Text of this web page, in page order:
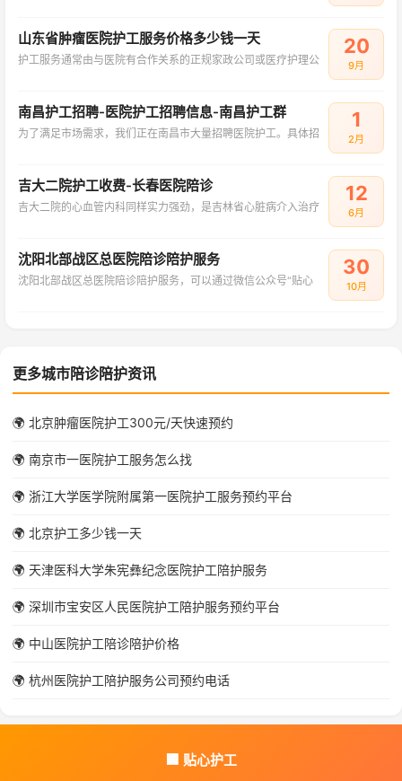
山东省肿瘤医院护工服务价格多少钱一天
护工服务通常由与医院有合作关系的正规家政公司或医疗护理公
20
9月
南昌护工招聘-医院护工招聘信息-南昌护工群
为了满足市场需求，我们正在南昌市大量招聘医院护工。具体招
1
2月
吉大二院护工收费-长春医院陪诊
吉大二院的心血管内科同样实力强劲，是吉林省心脏病介入治疗
12
6月
沈阳北部战区总医院陪诊陪护服务
沈阳北部战区总医院陪诊陪护服务，可以通过微信公众号“贴心
30
10月
更多城市陪诊陪护资讯
🌍 北京肿瘤医院护工300元/天快速预约
🌍 南京市一医院护工服务怎么找
🌍 浙江大学医学院附属第一医院护工服务预约平台
🌍 北京护工多少钱一天
🌍 天津医科大学朱宪彝纪念医院护工陪护服务
🌍 深圳市宝安区人民医院护工陪护服务预约平台
🌍 中山医院护工陪诊陪护价格
🌍 杭州医院护工陪护服务公司预约电话
🏢 贴心护工